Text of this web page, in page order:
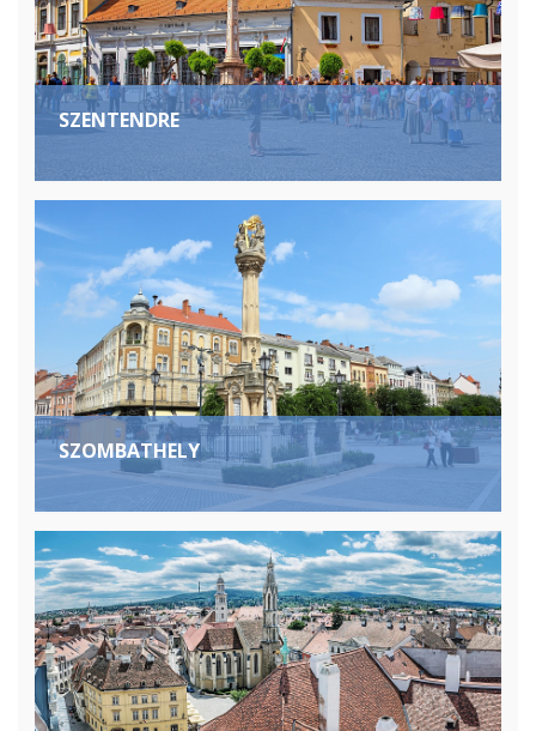
SZENTENDRE
SZOMBATHELY